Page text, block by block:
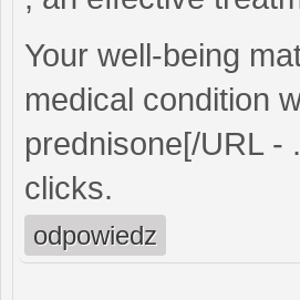
Your well-being
medical condition
prednisone[/URL -
clicks.
odpowiedz